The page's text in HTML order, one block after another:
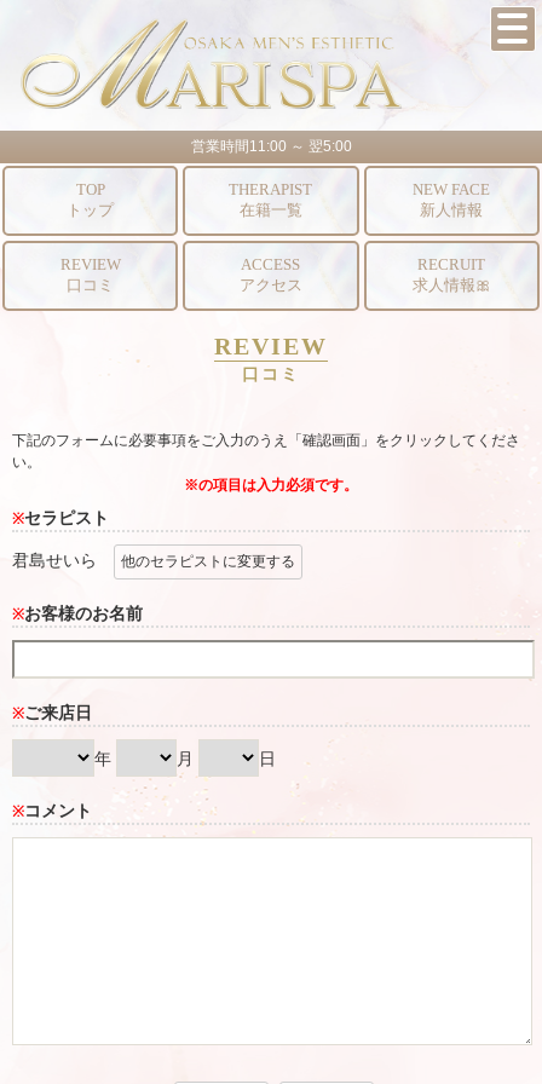
営業時間11:00 ～ 翌5:00
TOP
トップ
THERAPIST
在籍一覧
NEW FACE
新人情報
REVIEW
口コミ
ACCESS
アクセス
RECRUIT
求人情報🎀
REVIEW
口コミ
下記のフォームに必要事項をご入力のうえ「確認画面」をクリックしてくださ
い。
※の項目は入力必須です。
※セラピスト
君島せいら 他のセラピストに変更する
※お客様のお名前
※ご来店日
年 月 日
※コメント